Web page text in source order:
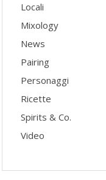
Locali
Mixology
News
Pairing
Personaggi
Ricette
Spirits & Co.
Video